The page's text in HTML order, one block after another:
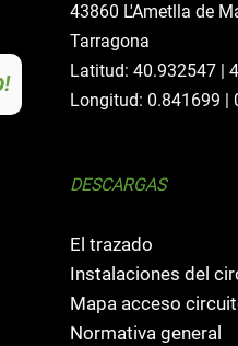
43860 L'Ametlla de
Tarragona
Latitud: 40.932547 |
Longitud: 0.841699 |
DESCARGAS
El trazado
Instalaciones del
Mapa acceso
Normativa general